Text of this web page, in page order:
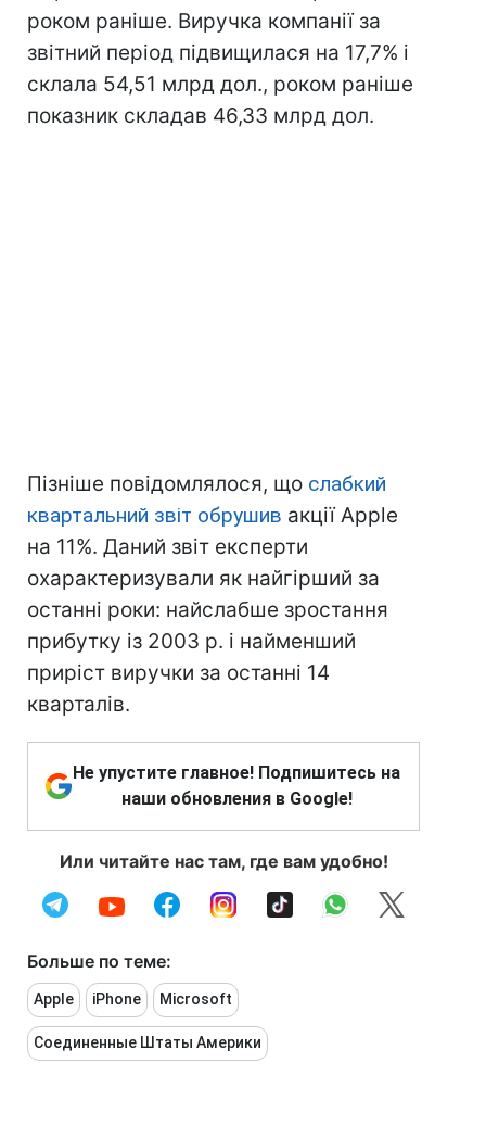
роком раніше. Виручка компанії за
звітний період підвищилася на 17,7% і
склала 54,51 млрд дол., роком раніше
показник складав 46,33 млрд дол.
Пізніше повідомлялося, що слабкий
квартальний звіт обрушив акції Apple
на 11%. Даний звіт експерти
охарактеризували як найгірший за
останні роки: найслабше зростання
прибутку із 2003 р. і найменший
приріст виручки за останні 14
кварталів.
Не упустите главное! Подпишитесь на
наши обновления в Google!
Или читайте нас там, где вам удобно!
Больше по теме:
Apple iPhone Microsoft
Соединенные Штаты Америки